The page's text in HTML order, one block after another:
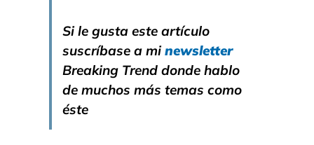
Si le gusta este artículo
suscríbase a minewsletter
Breaking Trend donde hablo
de muchos más temas como
éste